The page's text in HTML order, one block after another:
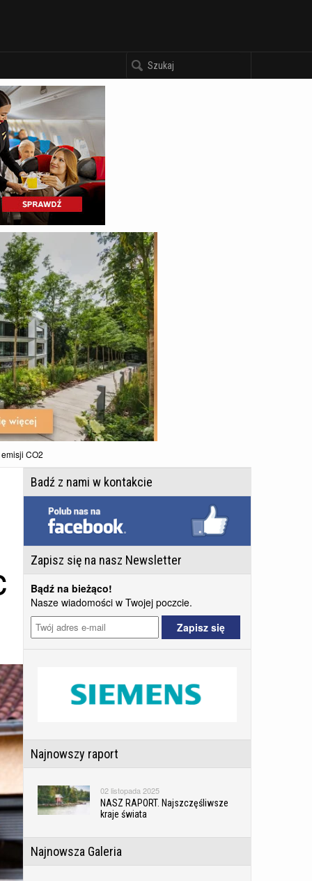
CO2
Badź z nami w kontakcie
Zapisz się na nasz Newsletter
Bądź na bieżąco!
Nasze wiadomości w Twojej poczcie.
Najnowszy raport
02 listopada 2025
NASZ RAPORT. Najszczęśliwsze
kraje świata
Najnowsza Galeria